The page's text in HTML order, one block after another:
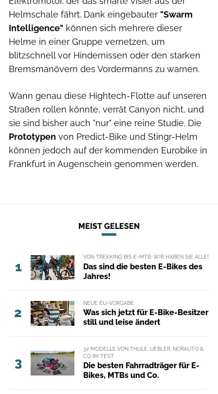
Helmschale fährt. Dank eingebauter "Swarm
Intelligence" können sich mehrere dieser
Helme in einer Gruppe vernetzen, um
blitzschnell vor Hindernissen oder den starken
Bremsmanövern des Vordermanns zu warnen.
Wann genau diese Hightech-Flotte auf unseren
Straßen rollen könnte, verrät Canyon nicht, und
sie sind bisher auch "nur" eine reine Studie. Die
Prototypen von Predict-Bike und Stingr-Helm
können jedoch auf der kommenden Eurobike in
Frankfurt in Augenschein genommen werden.
MEIST GELESEN
1
VON TREKKING BIS E-MTB: WIR HABEN SIE ALLE!
Das sind die besten E-Bikes des
Jahres!
2
NEUE EU-VORGABE
Was sich jetzt für E-Bike-Besitzer
still und leise ändert
3
32 MODELLE VON THULE, UEBLER, NORAUTO &
CO IM TEST
Die besten Fahrradträger für E-
Bikes, MTBs und Co.